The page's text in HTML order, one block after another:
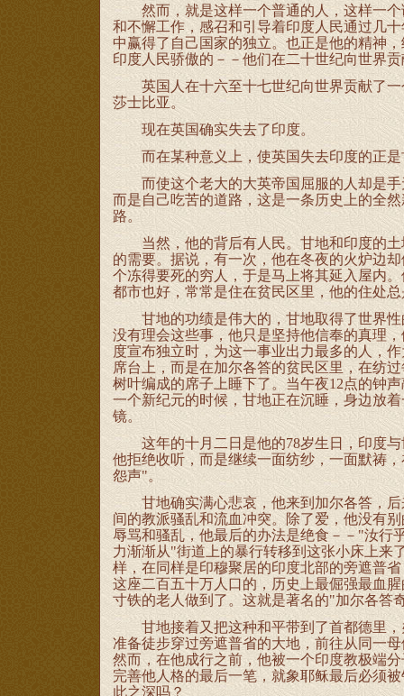
然而，就是这样一个普通的人，这样一个
和不懈工作，感召和引导着印度人民通过几
中赢得了自己国家的独立。也正是他的精神
印度人民骄傲的－－他们在二十世纪向世界
英国人在十六至十七世纪向世界贡献了一
莎士比亚。
现在英国确实失去了印度。
而在某种意义上，使英国失去印度的正是
而使这个老大的大英帝国屈服的人却是手
而是自己吃苦的道路，这是一条历史上的全
路。
当然，他的背后有人民。甘地和印度的土
的需要。据说，有一次，他在冬夜的火炉边
个冻得要死的穷人，于是马上将其延入屋内
都市也好，常常是住在贫民区里，他的住处
甘地的功绩是伟大的，甘地取得了世界性
没有理会这些事，他只是坚持他信奉的真理
度宣布独立时，为这一事业出力最多的人，
席台上，而是在加尔各答的贫民区里，在纺
树叶编成的席子上睡下了。当午夜12点的钟
一个新纪元的时候，甘地正在沉睡，身边放
镜。
这年的十月二日是他的78岁生日，印度与
他拒绝收听，而是继续一面纺纱，一面默祷
怨声"。
甘地确实满心悲哀，他来到加尔各答，后
间的教派骚乱和流血冲突。除了爱，他没有
辱骂和骚乱，他最后的办法是绝食－－"汝行
力渐渐从"街道上的暴行转移到这张小床上来
样，在同样是印穆聚居的印度北部的旁遮普
这座二百五十万人口的，历史上最倔强最血
寸铁的老人做到了。这就是著名的"加尔各答
甘地接着又把这种和平带到了首都德里，
准备徒步穿过旁遮普省的大地，前往从同一
然而，在他成行之前，他被一个印度教极端
完善他人格的最后一笔，就象耶稣最后必须
此之深吗？